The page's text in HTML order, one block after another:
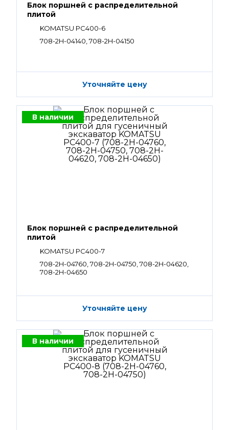
Блок поршней c распределительной
плитой
KOMATSU PC400-6
708-2H-04140, 708-2H-04150
Уточняйте цену
В наличии
Блок поршней c распределительной
плитой
KOMATSU PC400-7
708-2H-04760, 708-2H-04750, 708-2H-04620,
708-2H-04650
Уточняйте цену
В наличии